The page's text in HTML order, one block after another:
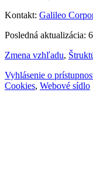
Kontakt: Galileo
Posledná aktualizácia:
Zmena vzhľadu,
Vyhlásenie o
Cookies, Webové sídlo